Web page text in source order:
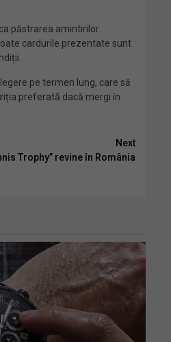
păstrarea amintirilor.
cardurile prezentate sunt
pe termen lung, care să
preferată dacă mergi în
Next
Trophy” revine în România